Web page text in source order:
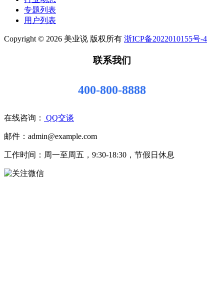
专题列表
用户列表
Copyright © 2026 美业说 版权所有 浙ICP备2022010155号-4
联系我们
400-800-8888
在线咨询： QQ交谈
邮件：admin@example.com
工作时间：周一至周五，9:30-18:30，节假日休息